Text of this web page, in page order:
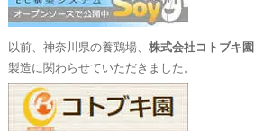
以前、神奈川県の養鶏場、 株式会社コトブキ園
製造に関わらせていただきました。